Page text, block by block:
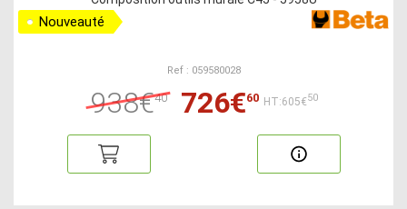
Nouveauté
Ref : 059580028
938€40 726€60 HT:605€50